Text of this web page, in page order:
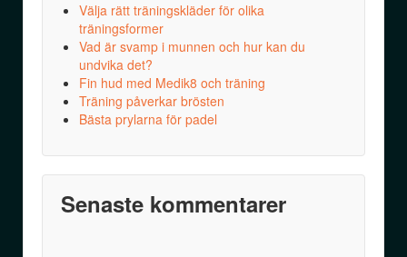
Välja rätt träningskläder för olika
träningsformer
Vad är svamp i munnen och hur kan du
undvika det?
Fin hud med Medik8 och träning
Träning påverkar brösten
Bästa prylarna för padel
Senaste kommentarer